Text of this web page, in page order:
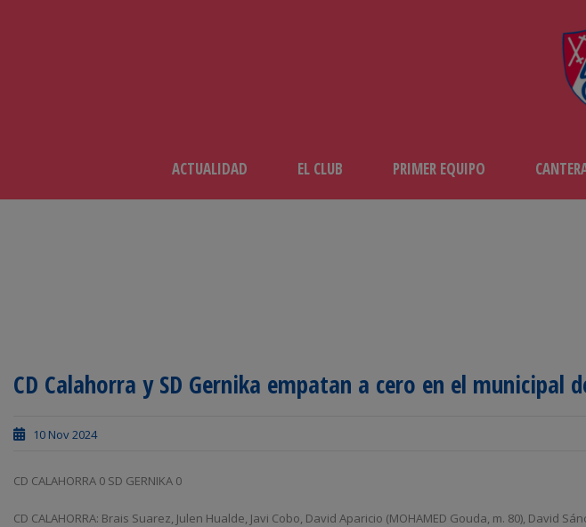
ACTUALIDAD EL CLUB PRIMER EQUIPO
CD Calahorra y SD Gernika empatan a cero en el municipal
10 Nov 2024
CD CALAHORRA 0 SD GERNIKA 0
CD CALAHORRA: Brais Suarez, Julen Hualde, Javi Cobo, David Aparicio (MOHAMED Gouda, m. 80), David